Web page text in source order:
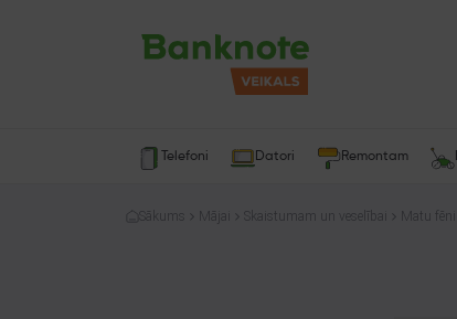
Telefoni Datori Remontam
Sākums Mājai Skaistumam un veselībai Matu fēni